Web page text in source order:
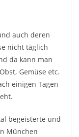
auch deren
nicht täglich
da kann man
Gemüse etc.
einigen Tagen
begeisterte und
München